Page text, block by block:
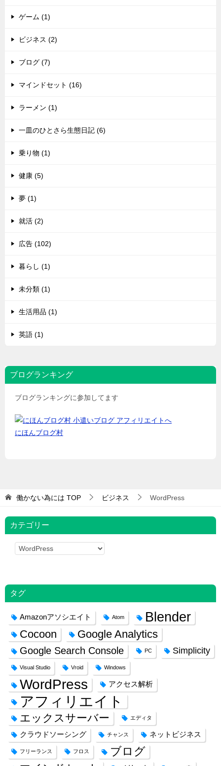
ゲーム (1)
ビジネス (2)
ブログ (7)
マインドセット (16)
ラーメン (1)
一皿のひとさら生態日記 (6)
乗り物 (1)
健康 (5)
夢 (1)
就活 (2)
広告 (102)
暮らし (1)
未分類 (1)
生活用品 (1)
英語 (1)
ブログランキング
ブログランキングに参加してます
にほんブログ村
働かない為には TOP ビジネス WordPress
カテゴリー
カ
リ
ー
タグ
Amazonアソシエイト Atom Blender
Cocoon Google Analytics
Google Search Console PC Simplicity
Visual Studio Vroid Windows
WordPress アクセス解析
アフィリエイト
エックスサーバー エディタ
クラウドソーシング チャンス ネットビジネス
フリーランス フロス ブログ